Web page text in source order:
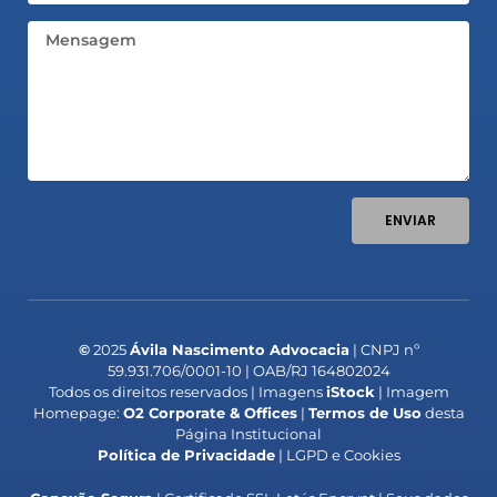
Mensagem
ENVIAR
©2025Ávila Nascimento Advocacia| CNPJ nº
59.931.706/0001-10 | OAB/RJ 164802024
Todos os direitos reservados | ImagensiStock | Imagem
Homepage: O2 Corporate & Offices| Termos de Uso desta
Página Institucional
Política de Privacidade| LGPD e Cookies